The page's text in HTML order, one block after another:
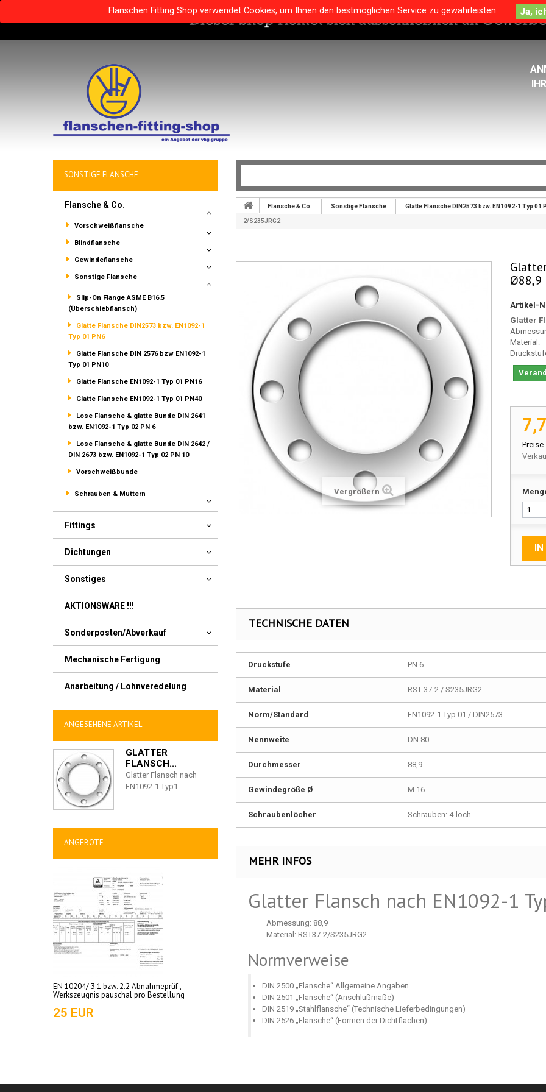
Flanschen Fitting Shop verwendet Cookies, um Ihnen den bestmöglichen Service zu gewährleisten.
SONSTIGE FLANSCHE
Flansche & Co.
Vorschweißflansche
Blindflansche
Gewindeflansche
Sonstige Flansche
Slip-On Flange ASME B16.5
(Überschiebflansch)
Glatte Flansche DIN2573 bzw. EN1092-1
Typ 01 PN6
Glatte Flansche DIN 2576 bzw EN1092-1
Typ 01 PN10
Glatte Flansche EN1092-1 Typ 01 PN16
Glatte Flansche EN1092-1 Typ 01 PN40
Lose Flansche & glatte Bunde DIN 2641
bzw. EN1092-1 Typ 02 PN 6
Lose Flansche & glatte Bunde DIN 2642 /
DIN 2673 bzw. EN1092-1 Typ 02 PN 10
Vorschweißbunde
Schrauben & Muttern
Fittings
Dichtungen
Sonstiges
AKTIONSWARE !!!
Sonderposten/Abverkauf
Mechanische Fertigung
Anarbeitung / Lohnveredelung
ANGESEHENE ARTIKEL
GLATTER
FLANSCH...
Glatter Flansch nach
EN1092-1 Typ1...
ANGEBOTE
EN 10204/ 3.1 bzw. 2.2 Abnahmeprüf-,
Werkszeugnis pauschal pro Bestellung
25 EUR
Flansche & Co. Sonstige Flansche Glatte Flansche DIN2573 bzw. EN1092-1 Typ 01
2/S235JRG2
Vergrößern
Ø88,9
Artikel-
Glatter
Material:
Preise
IN
TECHNISCHE DATEN
Druckstufe PN 6
Material RST 37-2 / S235JRG2
Norm/Standard EN1092-1 Typ 01 / DIN2573
Nennweite DN 80
Durchmesser 88,9
Gewindegröße Ø M 16
Schraubenlöcher Schrauben: 4-loch
MEHR INFOS
Glatter Flansch nach EN1092-1
Abmessung: 88,9
Material: RST37-2/S235JRG2
Normverweise
DIN 2500 „Flansche“ Allgemeine Angaben
DIN 2501 „Flansche“ (Anschlußmaße)
DIN 2519 „Stahlflansche“ (Technische Lieferbedingungen)
DIN 2526 „Flansche“ (Formen der Dichtflächen)